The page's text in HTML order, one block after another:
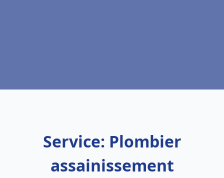
Service: Plombier
assainissement